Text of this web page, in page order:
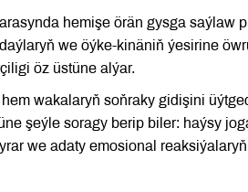
hemişe örän gysga saýlaw
we öýke-kinäniň ýesirine
öz üstüne alýar.
wakalaryň soňraky gidişini
şeýle soragy berip biler: haýsy
we adaty emosional